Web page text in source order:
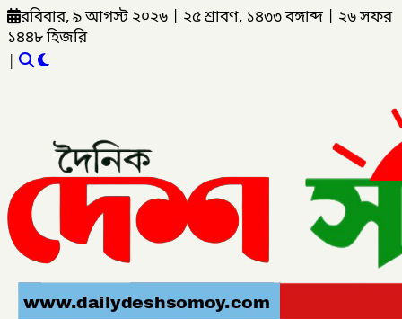
রবিবার, ৯ আগস্ট ২০২৬ ২৫ শ্রাবণ, ১৪৩৩ বঙ্গাব্দ
২৬ সফর
১৪৪৮ হিজরি
|